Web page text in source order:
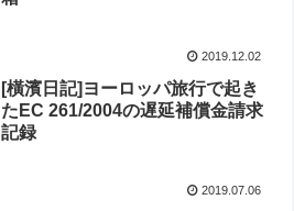
2019.12.02
[橫濱日記]ヨーロッパ旅行で起き
たEC 261/2004の遅延補償金請求
記録
2019.07.06